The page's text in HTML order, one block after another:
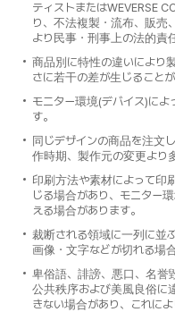
ティストまたはWEVERSE
り、不法複製・流布、販売
より民事・刑事上の法的責
商品別に特性の違いにより
さに若干の差が生じることが
モニター環境(デバイス)に
す。
同じデザインの商品を注文
作時期、製作元の変更より
印刷方法や素材によって印
じる場合があり、モニター
える場合があります。
裁断される領域に一列に並
画像・文字などが切れる場合
卑俗語、誹謗、悪口、名誉
公共秩序および美風良俗に
きない場合があり、これに